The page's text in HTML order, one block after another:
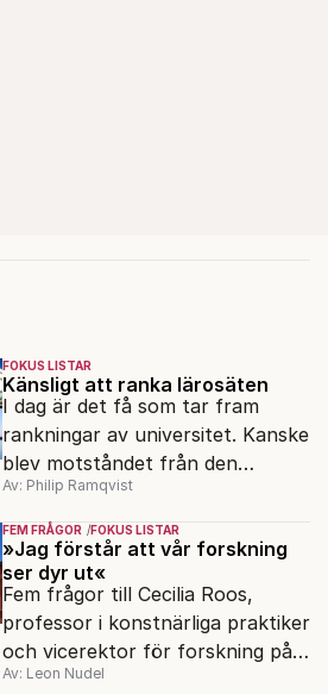
FOKUS LISTAR
Känsligt att ranka lärosäten
I dag är det få som tar fram
rankningar av universitet. Kanske
blev motståndet från den
akademiska världen för stort.
Av: Philip Ramqvist
FEM FRÅGOR FOKUS LISTAR
»Jag förstår att vår forskning
ser dyr ut«
Fem frågor till Cecilia Roos,
professor i konstnärliga praktiker
och vicerektor för forskning på
Stockholms konstnärliga
Av: Leon Nudel